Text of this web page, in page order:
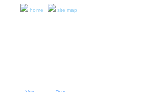
home site map